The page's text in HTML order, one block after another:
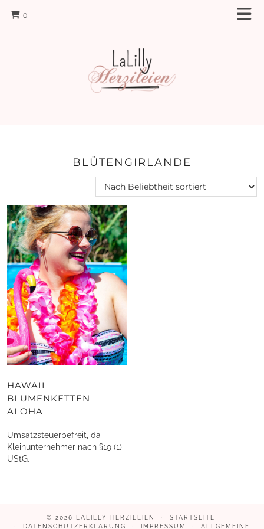
0
BLÜTENGIRLANDE
HAWAII
BLUMENKETTEN
ALOHA
Umsatzsteuerbefreit, da
Kleinunternehmer nach §19 (1)
UStG.
© 2026 LALILLY HERZILEIEN
STARTSEITE
DATENSCHUTZERKLÄRUNG
IMPRESSUM ALLGEMEINE